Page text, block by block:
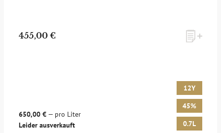
455,00 €
650,00 € — pro Liter
Leider ausverkauft
12Y
45%
0.7L